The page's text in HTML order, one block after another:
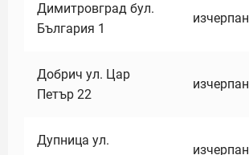
Димитровград бул.
България 1
изчерпан
Добрич ул. Цар
Петър 22
изчерпан
Дупница ул.
изчерпан